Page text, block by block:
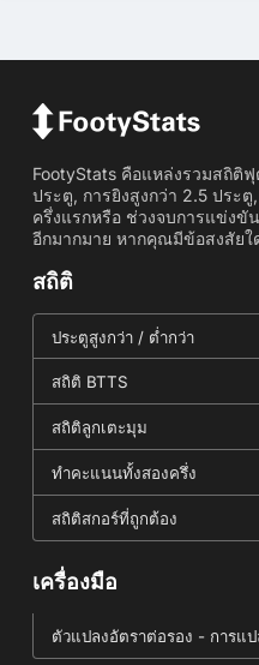
FootyStats คือแหล่งรวมสถิติ
ประตู, การยิงสูงกว่า 2.5 ประ
ครึ่งแรกหรือ ช่วงจบการแข่งขั
อีกมากมาย หากคุณมีข้อสงสัยใ
สถิติ
ประตูสูงกว่า / ต่ำกว่า
สถิติ BTTS
สถิติลูกเตะมุม
ทำคะแนนทั้งสองครึ่ง
สถิติสกอร์ที่ถูกต้อง
เครื่องมือ
ตัวแปลงอัตราต่อรอง - การแ